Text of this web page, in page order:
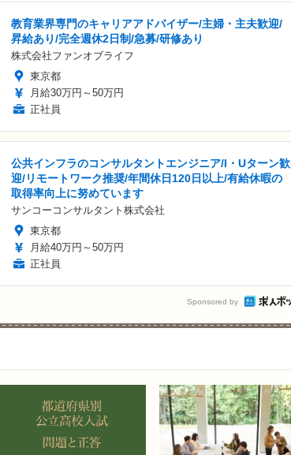
教育業界専門のキャリアアドバイザー/主婦・主夫歓迎/
昇給あり/完全週休2日制/急募/研修あり
株式会社ファンオブライフ
東京都
月給30万円～50万円
正社員
公共インフラのコンサルタントエンジニア/I・Uターン歓
迎/リモートワーク推奨/年間休日120日以上/有給休暇の
取得率向上に努めています
サンコーコンサルタント株式会社
東京都
月給40万円～50万円
正社員
Sponsored by